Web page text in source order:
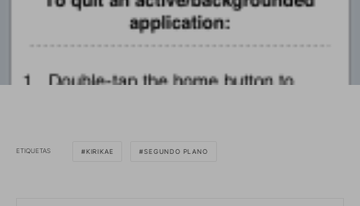
ETIQUETAS KIRIKAE SEGUNDO PLANO